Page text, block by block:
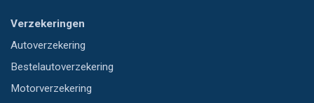
Verzekeringen
Autoverzekering
Bestelautoverzekering
Motorverzekering